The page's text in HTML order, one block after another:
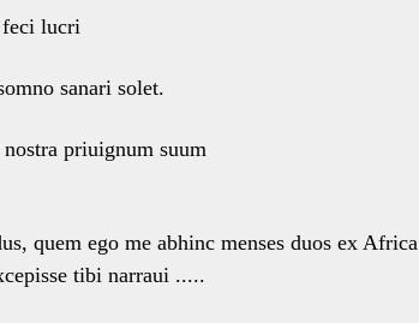
lucri
sanari solet.
priuignum suum
quem ego me abhinc menses duos ex Africa
tibi narraui .....